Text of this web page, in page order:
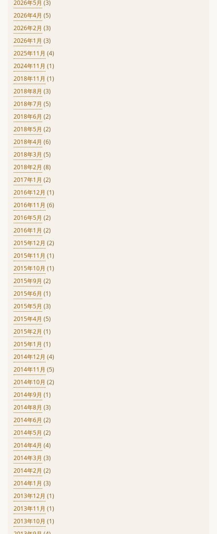
2026年5月 (3)
2026年4月 (5)
2026年2月 (3)
2026年1月 (3)
2025年11月 (4)
2024年11月 (1)
2018年11月 (1)
2018年8月 (3)
2018年7月 (5)
2018年6月 (2)
2018年5月 (2)
2018年4月 (6)
2018年3月 (5)
2018年2月 (8)
2017年1月 (2)
2016年12月 (1)
2016年11月 (6)
2016年5月 (2)
2016年1月 (2)
2015年12月 (2)
2015年11月 (1)
2015年10月 (1)
2015年9月 (2)
2015年6月 (1)
2015年5月 (3)
2015年4月 (5)
2015年2月 (1)
2015年1月 (1)
2014年12月 (4)
2014年11月 (5)
2014年10月 (2)
2014年9月 (1)
2014年8月 (3)
2014年6月 (2)
2014年5月 (2)
2014年4月 (4)
2014年3月 (3)
2014年2月 (2)
2014年1月 (3)
2013年12月 (1)
2013年11月 (1)
2013年10月 (1)